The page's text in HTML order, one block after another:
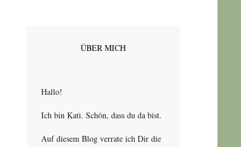
ÜBER MICH
Hallo!
Ich bin Kati. Schön, dass du da bist.
Auf diesem Blog verrate ich Dir die